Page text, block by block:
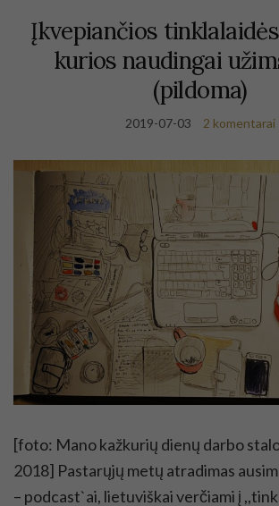
Įkvepiančios
kurios naudingai
(pildoma)
2019-07-03 2 komentarai
[foto: Mano kažkurių dienų darbo
2018] Pastarųjų metų atradimas
– podcast`ai, lietuviškai verčiami į